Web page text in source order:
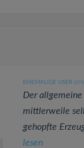
EHEMALIGE USER
Der
mittlerweile
gehopfte
lesen